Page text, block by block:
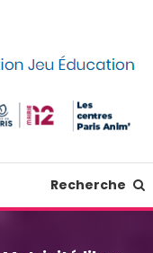
Recherche